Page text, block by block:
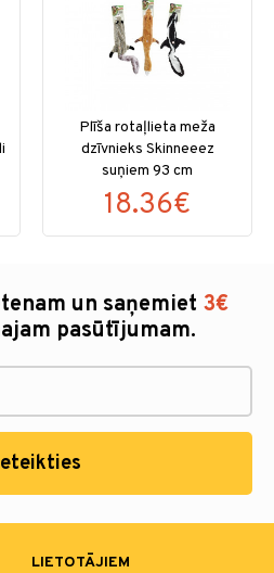
Plīša rotaļlieta meža
dzīvnieks Skinneeez
suņiem 93 cm
18.36€
un saņemiet 3€
pasūtījumam.
LIETOTĀJIEM